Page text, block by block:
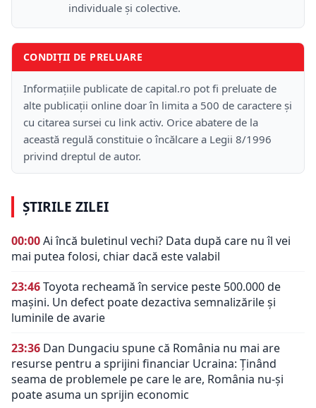
individuale și colective.
CONDIȚII DE PRELUARE
Informațiile publicate de capital.ro pot fi preluate de
alte publicații online doar în limita a 500 de caractere și
cu citarea sursei cu link activ. Orice abatere de la
această regulă constituie o încălcare a Legii 8/1996
privind dreptul de autor.
ȘTIRILE ZILEI
00:00Ai încă buletinul vechi? Data după care nu îl vei
mai putea folosi, chiar dacă este valabil
23:46Toyota recheamă în service peste 500.000 de
mașini. Un defect poate dezactiva semnalizările și
luminile de avarie
23:36 Dan Dungaciu spune că România nu mai are
resurse pentru a sprijini financiar Ucraina: Ținând
seama de problemele pe care le are, România nu-și
poate asuma un sprijin economic